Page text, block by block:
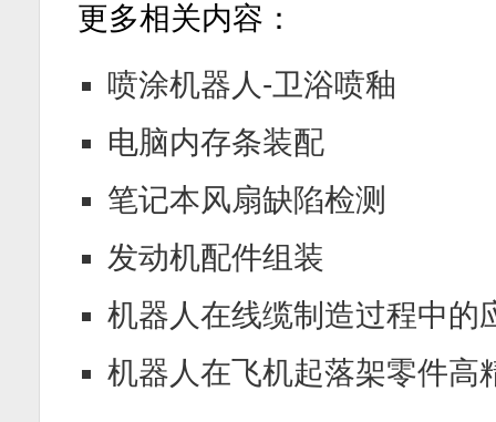
更多相关内容：
喷涂机器人-卫浴喷釉
电脑内存条装配
笔记本风扇缺陷检测
发动机配件组装
机器人在线缆制造过程中的
机器人在飞机起落架零件高